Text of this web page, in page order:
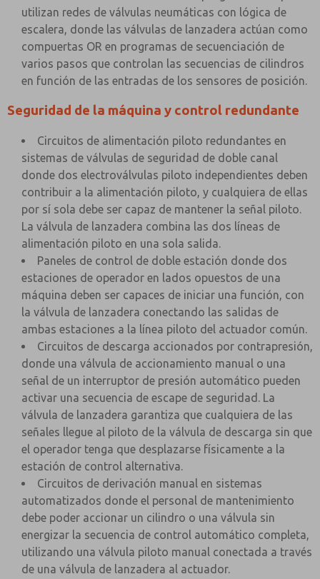
utilizan redes de válvulas neumáticas con lógica de
escalera, donde las válvulas de lanzadera actúan como
compuertas OR en programas de secuenciación de
varios pasos que controlan las secuencias de cilindros
en función de las entradas de los sensores de posición.
Seguridad de la máquina y control redundante
Circuitos de alimentación piloto redundantes en
sistemas de válvulas de seguridad de doble canal
donde dos electroválvulas piloto independientes deben
contribuir a la alimentación piloto, y cualquiera de ellas
por sí sola debe ser capaz de mantener la señal piloto.
La válvula de lanzadera combina las dos líneas de
alimentación piloto en una sola salida.
Paneles de control de doble estación donde dos
estaciones de operador en lados opuestos de una
máquina deben ser capaces de iniciar una función, con
la válvula de lanzadera conectando las salidas de
ambas estaciones a la línea piloto del actuador común.
Circuitos de descarga accionados por contrapresión,
donde una válvula de accionamiento manual o una
señal de un interruptor de presión automático pueden
activar una secuencia de escape de seguridad. La
válvula de lanzadera garantiza que cualquiera de las
señales llegue al piloto de la válvula de descarga sin que
el operador tenga que desplazarse físicamente a la
estación de control alternativa.
Circuitos de derivación manual en sistemas
automatizados donde el personal de mantenimiento
debe poder accionar un cilindro o una válvula sin
energizar la secuencia de control automático completa,
utilizando una válvula piloto manual conectada a través
de una válvula de lanzadera al actuador.